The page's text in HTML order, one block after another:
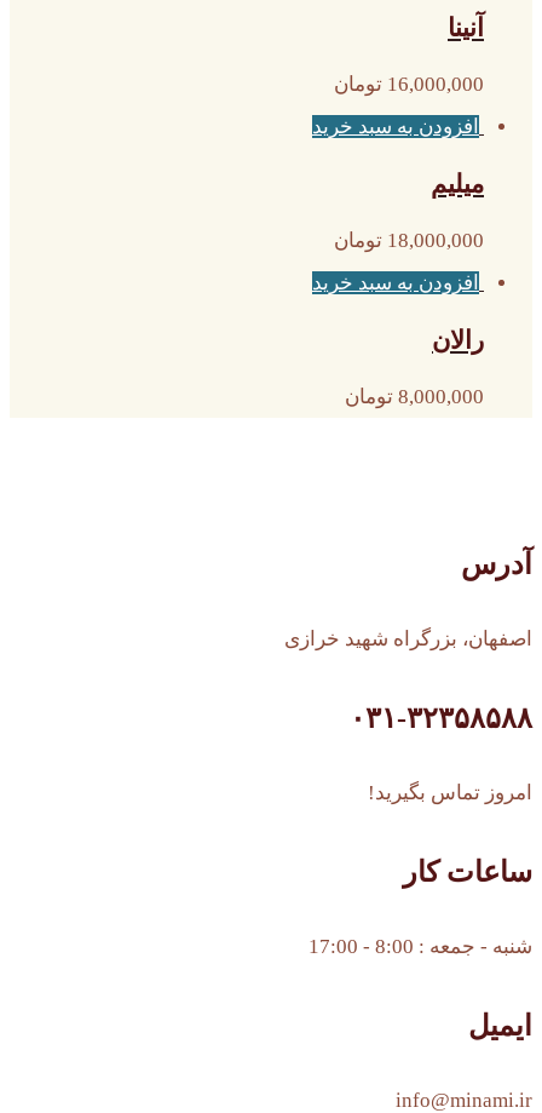
آنینا
16,000,000 تومان
افزودن به سبد خرید
میلیم
18,000,000 تومان
افزودن به سبد خرید
رالان
8,000,000 تومان
آدرس
اصفهان، بزرگراه شهید خرازی
۰۳۱-۳۲۳۵۸۵۸۸
امروز تماس بگیرید!
ساعات کار
شنبه - جمعه : 8:00 - 17:00
ایمیل
info@minami.ir